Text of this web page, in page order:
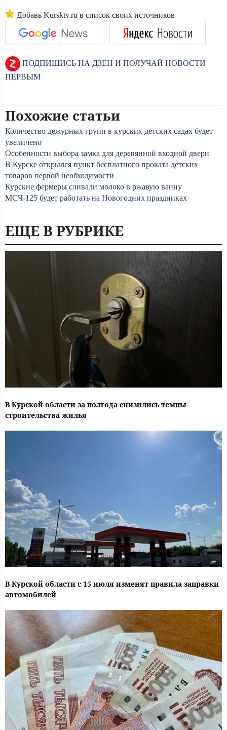
Добавь Kursktv.ru в список своих источников
ПОДПИШИСЬ НА ДЗЕН И ПОЛУЧАЙ НОВОСТИ
ПЕРВЫМ
Похожие статьи
Количество дежурных групп в курских детских садах будет
увеличено
Особенности выбора замка для деревянной входной двери
В Курске открылся пункт бесплатного проката детских
товаров первой необходимости
Курские фермеры сливали молоко в ржавую ванну
МСЧ-125 будет работать на Новогодних праздниках
ЕЩЕ В РУБРИКЕ
В Курской области за полгода снизились темпы
строительства жилья
В Курской области с 15 июля изменят правила заправки
автомобилей